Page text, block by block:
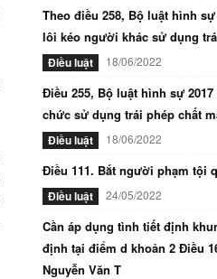
Theo điều 258, Bộ luật hình
lôi kéo người khác sử dụng
Điều luật 18/06/2022
Điều 255, Bộ luật hình sự
chức sử dụng trái phép chất
Điều luật 18/06/2022
Điều 111. Bắt người phạm tội
Điều luật 24/05/2022
Cần áp dụng tình tiết định
định tại điểm d khoản 2 Điều
Nguyễn Văn T